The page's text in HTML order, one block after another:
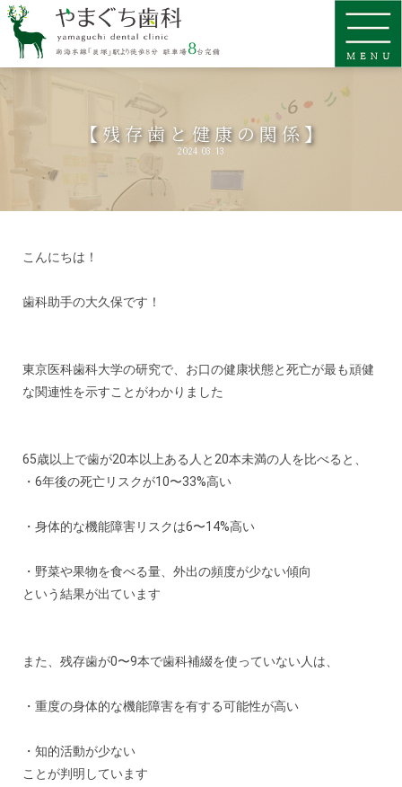
【残存歯と健康の関係】
2024.03.13
こんにちは！
歯科助手の大久保です！
東京医科歯科大学の研究で、お口の健康状態と死亡が最も頑健
な関連性を示すことがわかりました
65歳以上で歯が20本以上ある人と20本未満の人を比べると、
・6年後の死亡リスクが10〜33%高い
・身体的な機能障害リスクは6〜14%高い
・野菜や果物を食べる量、外出の頻度が少ない傾向
という結果が出ています
また、残存歯が0〜9本で歯科補綴を使っていない人は、
・重度の身体的な機能障害を有する可能性が高い
・知的活動が少ない
ことが判明しています